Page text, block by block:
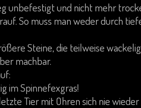
unbefestigt und nicht mehr
So muss man weder durch
Steine, die teilweise
machbar.
im Spinnefexgras!
Tier mit Ohren sich nie